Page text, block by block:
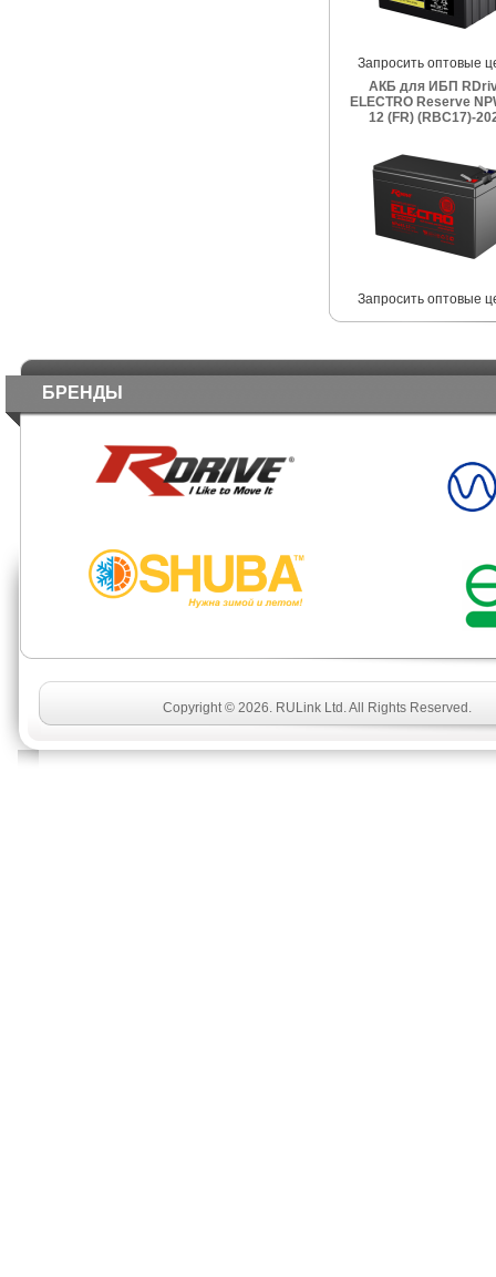
Запросить оптовые
АКБ для ИБП
ELECTRO Reserve
12 (FR) (RBC17)-
Запросить оптовые
БРЕНДЫ
Copyright © 2026. RULink Ltd. All Rights Reserved.